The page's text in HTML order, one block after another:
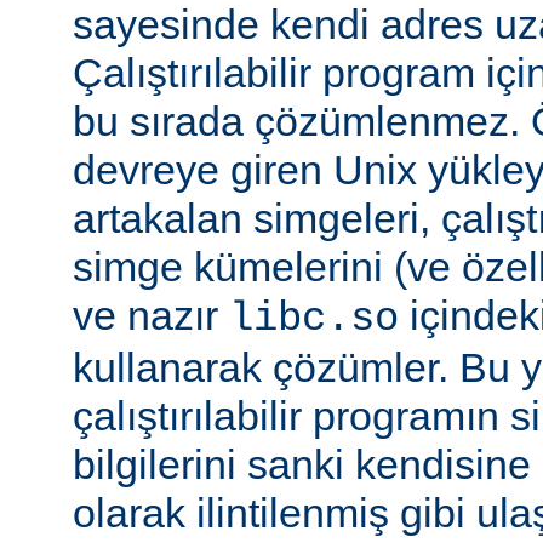
sayesinde kendi adres
Çalıştırılabilir program
bu sırada
devreye giren Unix
artakalan simgeleri,
simge kümelerini (ve
ve nazır libc.so
kullanarak çözümler. Bu
çalıştırılabilir programın
bilgilerini sanki
olarak ilintilenmiş gibi